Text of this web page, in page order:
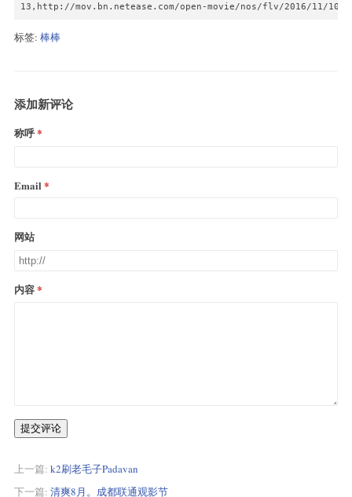
13,http://mov.bn.netease.com/open-movie/nos/flv/2016/11/10/
标签: 棒棒
添加新评论
称呼
Email
网站
内容
提交评论
上一篇: k2刷老毛子Padavan
下一篇: 清爽8月。成都联通观影节